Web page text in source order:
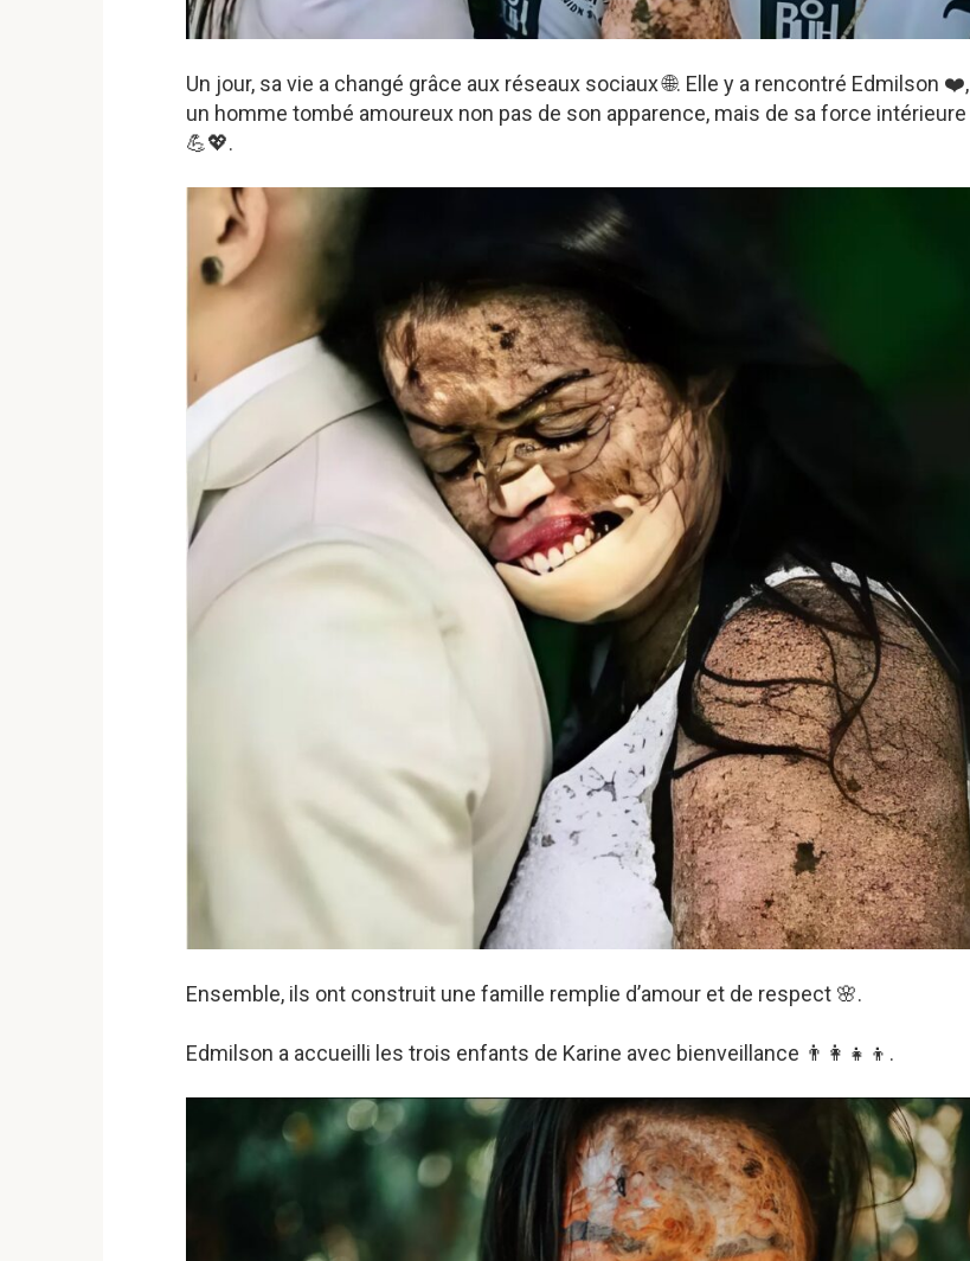
Un jour, sa vie a changé grâce aux réseaux sociaux 🌐. Elle y a rencontré Edmilson ❤️,
un homme tombé amoureux non pas de son apparence, mais de sa force intérieure
💪💖.
Ensemble, ils ont construit une famille remplie d’amour et de respect 🌸.
Edmilson a accueilli les trois enfants de Karine avec bienveillance 👨‍👩‍👧‍👦.